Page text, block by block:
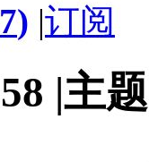
7) |订阅
58 |主